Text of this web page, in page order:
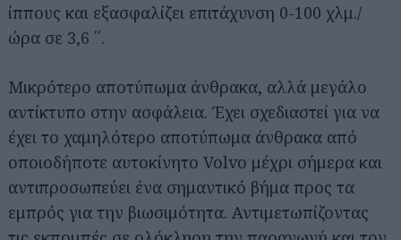
ίππους και εξασφαλίζει επιτάχυνση 0-100 χλμ./
ώρα σε 3,6 ΄΄.
Μικρότερο αποτύπωμα άνθρακα, αλλά μεγάλο
αντίκτυπο στην ασφάλεια. Έχει σχεδιαστεί για να
έχει το χαμηλότερο αποτύπωμα άνθρακα από
οποιοδήποτε αυτοκίνητο Volvo μέχρι σήμερα και
αντιπροσωπεύει ένα σημαντικό βήμα προς τα
εμπρός για την βιωσιμότητα. Αντιμετωπίζοντας